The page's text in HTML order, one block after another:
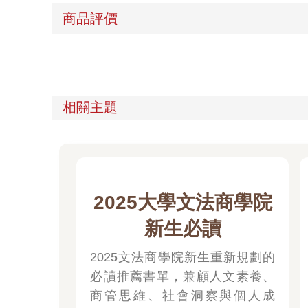
商品評價
相關主題
2025大學文法商學院
新生必讀
2025文法商學院新生重新規劃的
必讀推薦書單，兼顧人文素養、
商管思維、社會洞察與個人成